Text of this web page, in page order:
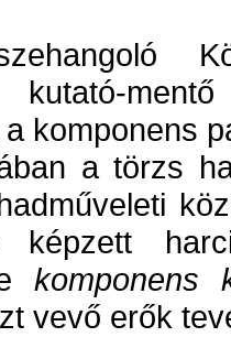
kutató-
komponens
a törzs
képzett
komponens
vevő erők